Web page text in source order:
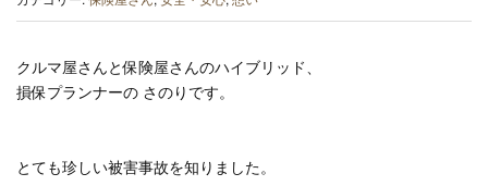
クルマ屋さんと保険屋さんのハイブリッド、
損保プランナーの さのりです。
とても珍しい被害事故を知りました。